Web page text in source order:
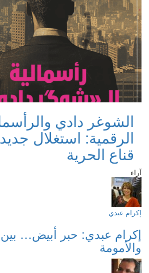
الشوغر دادي
الرقمية: استغلال
قناع الحرية
آراء
إكرام عبدي
إكرام عبدي: حبر أبيض… بين
والأمومة